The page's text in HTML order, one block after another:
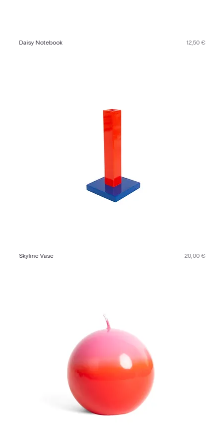
Daisy Notebook Preis
12,50 €
Skyline Vase Preis
20,00 €